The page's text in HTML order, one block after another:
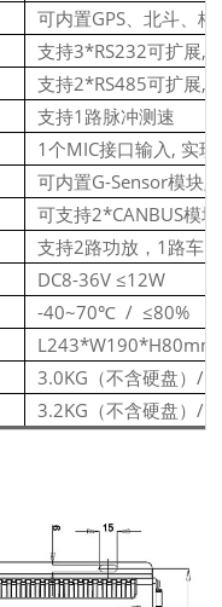
可内置GPS、北斗、
支持3*RS232可扩展,
支持2*RS485可扩展,
支持1路脉冲测速
1个MIC接口输入, 实
可内置G-Sensor模块,
可支持2*CANBUS模
支持2路功放，1路车
DC8-36V ≤12W
-40~70℃ / ≤80%
L243*W190*H80mm
3.0KG（不含硬盘）/台
3.2KG（不含硬盘）/台